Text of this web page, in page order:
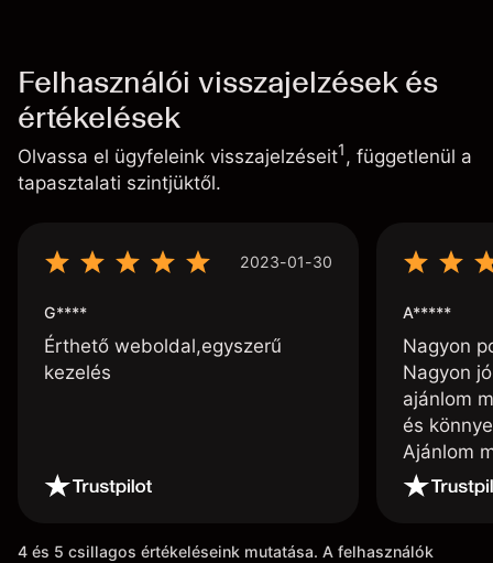
Felhasználói visszajelzések és
értékelések
Olvassa el ügyfeleink visszajelzéseit1, függetlenül a
tapasztalati szintjüktől.
2023-01-30
G****
Érthető weboldal,egyszerű
kezelés
A*****
Nagyon
Nagyon
ajánlom
és
Ajánlom
4 és 5 csillagos értékeléseink mutatása. A felhasználók